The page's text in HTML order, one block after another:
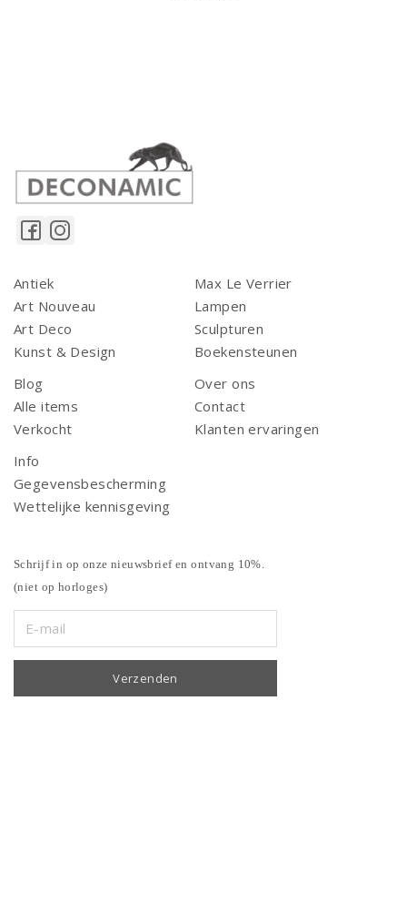
Antiek
Art Nouveau
Art Deco
Kunst & Design
Max Le Verrier
Lampen
Sculpturen
Boekensteunen
Blog
Alle items
Verkocht
Over ons
Contact
Klanten ervaringen
Info
Gegevensbescherming
Wettelijke kennisgeving
Schrijf in op onze nieuwsbrief en ontvang 10%.
(niet op horloges)